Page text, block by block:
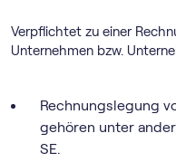
Verpflichtet zu einer
Unternehmen bzw.
Rechnungslegung
gehören unter
SE.